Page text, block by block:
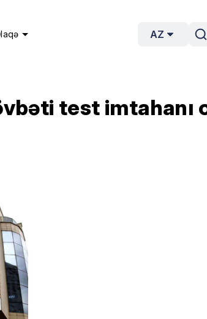
AZ
test imtahanı